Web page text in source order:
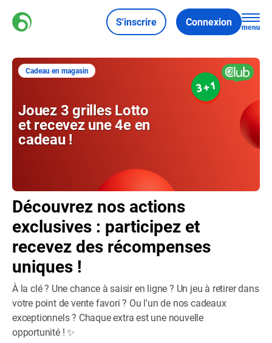
S'inscrire Connexion
Découvrez nos actions
exclusives : participez et
recevez des récompenses
uniques !
À la clé ? Une chance à saisir en ligne ? Un jeu à retirer dans
votre point de vente favori ? Ou l'un de nos cadeaux
exceptionnels ? Chaque extra est une nouvelle
opportunité ! ✨